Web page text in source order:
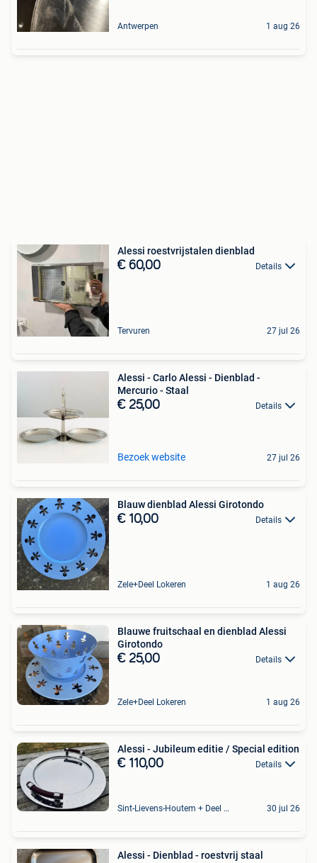
Antwerpen 1 aug 26
Alessi roestvrijstalen dienblad
€ 60,00 Details
Tervuren 27 jul 26
Alessi - Carlo Alessi - Dienblad -
Mercurio - Staal
€ 25,00 Details
Bezoek website 27 jul 26
Blauw dienblad Alessi Girotondo
€ 10,00 Details
Zele+Deel Lokeren 1 aug 26
Blauwe fruitschaal en dienblad Alessi
Girotondo
€ 25,00 Details
Zele+Deel Lokeren 1 aug 26
Alessi - Jubileum editie / Special edition
€ 110,00 Details
Sint-Lievens-Houtem + Deel Oombergen 30 jul 26
Alessi - Dienblad - roestvrij staal